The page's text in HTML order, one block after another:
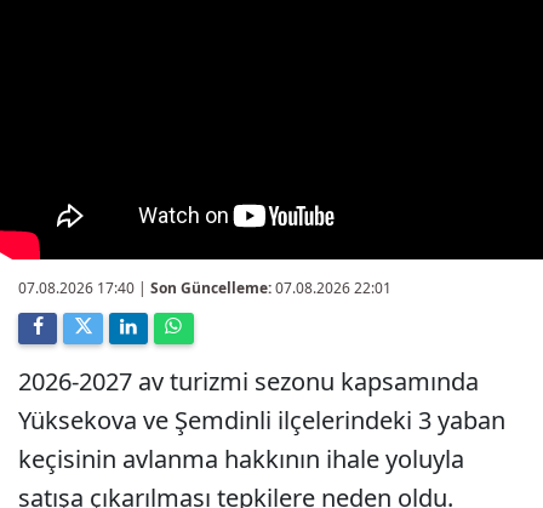
07.08.2026 17:40 | Son Güncelleme:07.08.2026 22:01
2026-2027 av turizmi sezonu kapsamında
Yüksekova ve Şemdinli ilçelerindeki 3 yaban
keçisinin avlanma hakkının ihale yoluyla
satışa çıkarılması tepkilere neden oldu.